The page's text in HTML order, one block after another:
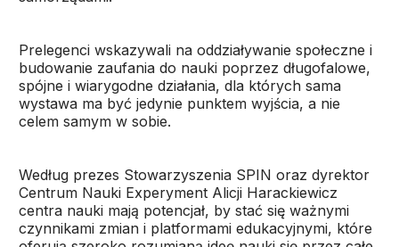
Prelegenci wskazywali na oddziaływanie społeczne i
budowanie zaufania do nauki poprzez długofalowe,
spójne i wiarygodne działania, dla których sama
wystawa ma być jedynie punktem wyjścia, a nie
celem samym w sobie.
Według prezes Stowarzyszenia SPIN oraz dyrektor
Centrum Nauki Experyment Alicji Harackiewicz
centra nauki mają potencjał, by stać się ważnymi
czynnikami zmian i platformami edukacyjnymi, które